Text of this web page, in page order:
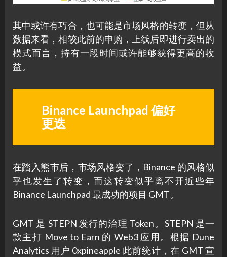
其中或许有巧合，也可能是市场风格的转变，但从
数据来看，相较此前的申购，上线后即进行卖出的
模式而言，持有一段时间或许能够获得更高的收
益。
Binance Launchpad 偏好
更迭
在踏入熊市后，市场风格变了，Binance 的风格似
乎也发生了转变，而这转变似乎离不开近些年
Binance Launchpad 最成功的项目 GMT。
GMT 是 STEPN 发行的治理 Token。STEPN 是一
款主打 Move to Earn 的 Web3 应用。根据 Dune
Analytics 用户 0xpineapple 此前统计，在 GMT 宣